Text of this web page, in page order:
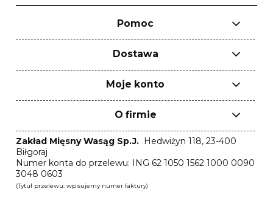
Pomoc
Dostawa
Moje konto
O firmie
Zakład Mięsny Wasąg Sp.J. Hedwiżyn 118, 23-400
Biłgoraj
Numer konta do przelewu: ING 62 1050 1562 1000 0090
3048 0603
(Tytuł przelewu: wpisujemy numer faktury)